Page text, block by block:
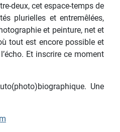
deux, cet espace-temps de
plurielles et entremêlées,
et peinture, net et
tout est encore possible et
Et inscrire ce moment
Une